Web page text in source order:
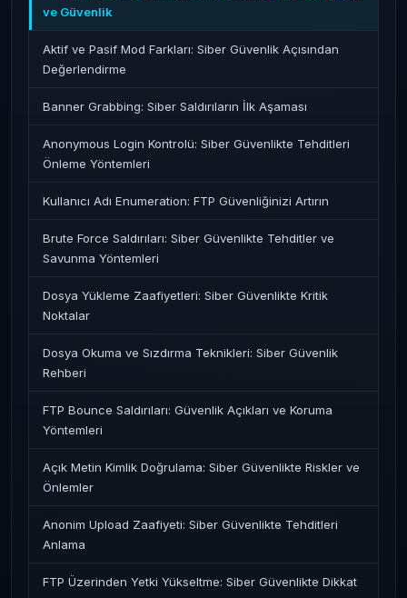
ve Güvenlik
Aktif ve Pasif Mod Farkları: Siber Güvenlik Açısından
Değerlendirme
Banner Grabbing: Siber Saldırıların İlk Aşaması
Anonymous Login Kontrolü: Siber Güvenlikte Tehditleri
Önleme Yöntemleri
Kullanıcı Adı Enumeration: FTP Güvenliğinizi Artırın
Brute Force Saldırıları: Siber Güvenlikte Tehditler ve
Savunma Yöntemleri
Dosya Yükleme Zaafiyetleri: Siber Güvenlikte Kritik
Noktalar
Dosya Okuma ve Sızdırma Teknikleri: Siber Güvenlik
Rehberi
FTP Bounce Saldırıları: Güvenlik Açıkları ve Koruma
Yöntemleri
Açık Metin Kimlik Doğrulama: Siber Güvenlikte Riskler ve
Önlemler
Anonim Upload Zaafiyeti: Siber Güvenlikte Tehditleri
Anlama
FTP Üzerinden Yetki Yükseltme: Siber Güvenlikte Dikkat